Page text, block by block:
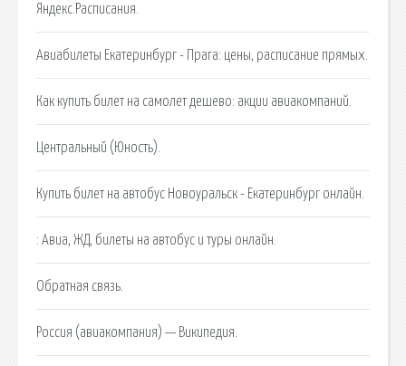
Яндекс.Расписания.
Авиабилеты Екатеринбург - Прага: цены, расписание прямых.
Как купить билет на самолет дешево: акции авиакомпаний.
Центральный (Юность).
Купить билет на автобус Новоуральск - Екатеринбург онлайн.
: Авиа, ЖД, билеты на автобус и туры онлайн.
Обратная связь.
Россия (авиакомпания) — Википедия.